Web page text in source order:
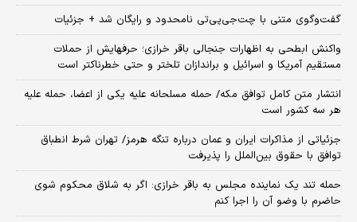
گفت‌وگوی متنی با چت‌جی‌پی‌تی نامحدود و رایگان شد + جزئیات
واکنش ابطحی به اظهارات جنجالی باقر خرازی؛ حرفهایش از حملات
مستقیم آمریکا و اسرائیل و براندازان تلختر و حتی خطرناکتر است
انتشار متن کامل توافق مکه/ حمله مسلحانه علیه یکی از اعضا، حمله علیه
هر سه کشور است
جزئیاتی از مذاکرات ایران و عمان درباره تنگه هرمز/ تهران شرط انطباق
توافق با حقوق بین‌الملل را پذیرفت
حمله تند یک نماینده مجلس به باقر خرازی: اگر به شلاق محکوم شوی
حاضرم با وضو آن را اجرا کنم